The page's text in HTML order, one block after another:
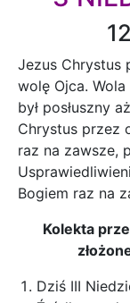
Jezus Chrystus
wolę Ojca.
był posłuszny
Chrystus przez
raz na zawsze,
Bogiem raz na
Kolekta
Dziś III